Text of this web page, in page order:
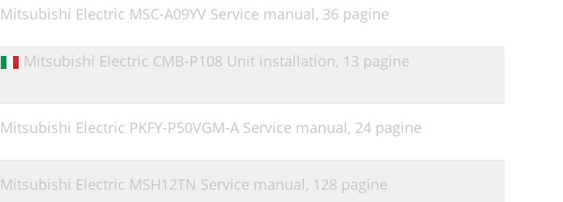
Mitsubishi Electric MSC-A09YV Service manual, 36 pagine
Mitsubishi Electric CMB-P108 Unit installation, 13 pagine
Mitsubishi Electric PKFY-P50VGM-A Service manual, 24 pagine
Mitsubishi Electric MSH12TN Service manual, 128 pagine